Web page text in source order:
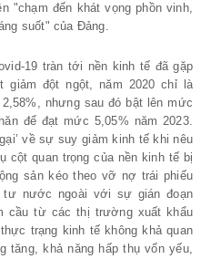
"chạm đến khát vọng phồn vinh,
suốt" của Đảng.
19 tràn tới nền kinh tế đã gặp
đột ngột, năm 2020 chỉ là
nhưng sau đó bật lên mức
để đạt mức 5,05% năm 2023.
về sự suy giảm kinh tế khi nêu
cột quan trọng của nền kinh tế bị
sản kéo theo vỡ nợ trái phiếu
tư nước ngoài với sự gián đoạn
cầu từ các thị trường xuất khẩu
trạng kinh tế không khả quan
tăng, khả năng hấp thụ vốn yếu,